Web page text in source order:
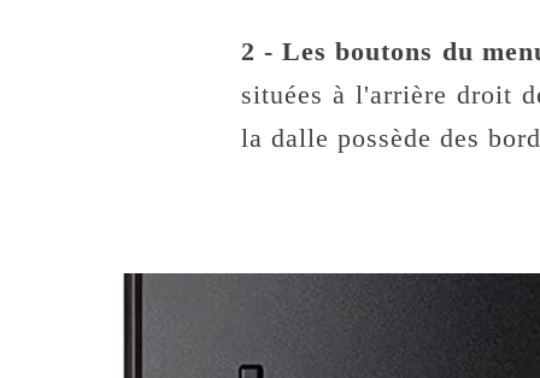
2 - Les boutons du
situées à l'arrière droit
la dalle possède des